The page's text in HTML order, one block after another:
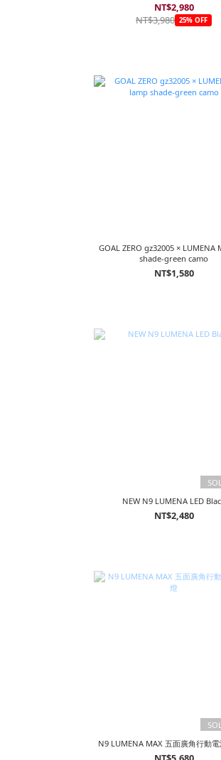
NT$2,980
NT$3,980 25% OFF
GOAL ZERO gz32005 × LUMENA M3 lamp
shade-green camo
NT$1,580
NEW N9 LUMENA LED
NT$2,480
N9 LUMENA MAX 五面廣角行動電